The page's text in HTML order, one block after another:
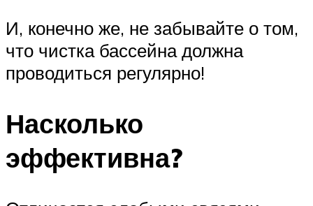
И, конечно же, не забывайте о том,
что чистка бассейна должна
проводиться регулярно!
Насколько
эффективна?